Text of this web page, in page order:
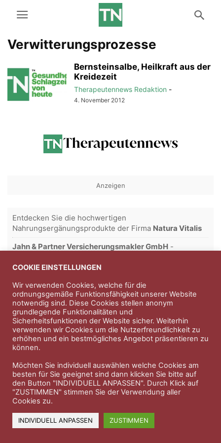
Verwitterungsprozesse
Bernsteinsalbe, Heilkraft aus der
Kreidezeit
Therapeutennews Redaktion -
4. November 2012
Anzeigen
Entdecken Sie die hochwertigen
Nahrungsergänungsprodukte der Firma Natura Vitalis
Jahn & Partner Versicherungsmakler GmbH -
Professioneller Rundumschutz seit über 30 Jahren.
Impressum Nutzungsbedingungen
Datenschutzerklärung Therapeutenkatalog Über uns
COOKIE EINSTELLUNGEN
Wir verwenden Cookies, welche für die
ordnungsgemäße Funktionsfähigkeit unserer Website
notwendig sind. Diese Cookies stellen anonym
grundlegende Funktionalitäten und
Sicherheitsfunktionen der Website sicher. Weiterhin
verwenden wir Cookies um die Nutzerfreundlichkeit zu
erhöhen und ein bestmögliches Angebot präsentieren zu
können.
Möchten Sie individuell auswählen welche Cookies am
besten für Sie geeignet sind dann klicken Sie bitte auf
den Button "INDIVIDUELL ANPASSEN". Durch Klick auf
"ZUSTIMMEN" stimmen Sie der Verwendung aller
Cookies zu.
INDIVIDUELL ANPASSEN ZUSTIMMEN